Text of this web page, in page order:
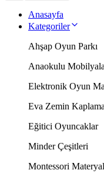
Anasayfa
Kategoriler
Ahşap Oyun Parkı
Anaokulu
Elektronik Oyun
Eva Zemin
Eğitici Oyuncaklar
Minder Çeşitleri
Montessori